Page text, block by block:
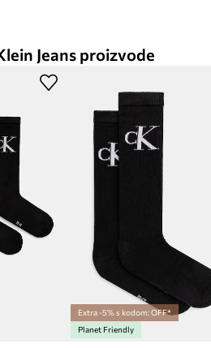
Jeans proizvode
Extra -5% s kodom: OFF*
Planet Friendly